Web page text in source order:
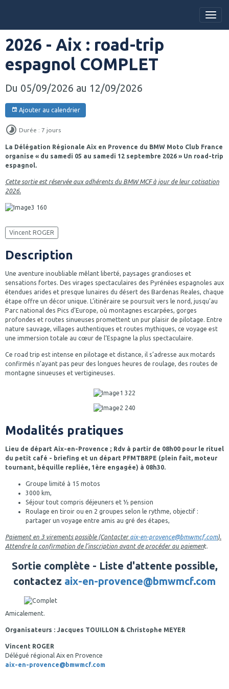
2026 - Aix : road-trip
espagnol COMPLET
Du 05/09/2026 au 12/09/2026
Ajouter au calendrier
Durée : 7 jours
La Délégation Régionale Aix en Provence du BMW Moto Club France
organise « du samedi 05 au samedi 12 septembre 2026 » Un road-trip
espagnol.
Cette sortie est réservée aux adhérents du BMW MCF à jour de leur cotisation
2026.
Vincent ROGER
Description
Une aventure inoubliable mêlant liberté, paysages grandioses et
sensations fortes. Des virages spectaculaires des Pyrénées espagnoles aux
étendues arides et presque lunaires du désert des Bardenas Reales, chaque
étape offre un décor unique. L’itinéraire se poursuit vers le nord, jusqu’au
Parc national des Pics d’Europe, où montagnes escarpées, gorges
profondes et routes sinueuses promettent un pur plaisir de pilotage. Entre
nature sauvage, villages authentiques et routes mythiques, ce voyage est
une immersion totale au cœur de l’Espagne la plus spectaculaire.
Ce road trip est intense en pilotage et distance, il s’adresse aux motards
confirmés n’ayant pas peur des longues heures de roulage, des routes de
montagne sinueuses et vertigineuses.
Modalités pratiques
Lieu de départ Aix-en-Provence ; Rdv à partir de 08h00 pour le rituel
du petit café - briefing et un départ PFMTBRPE (plein fait, moteur
tournant, béquille repliée, 1ère engagée) à 08h30.
Groupe limité à 15 motos
3000 km,
Séjour tout compris déjeuners et ½ pension
Roulage en tiroir ou en 2 groupes selon le rythme, objectif :
partager un voyage entre amis au gré des étapes,
Paiement en 3 virements possible (Contacter aix-en-provence@bmwmcf.com).
Attendre la confirmation de l’inscription avant de procéder au paiement.
Sortie complète - Liste d'attente possible,
contactez aix-en-provence@bmwmcf.com
Amicalement.
Organisateurs : Jacques TOUILLON & Christophe MEYER
Vincent ROGER
Délégué régional Aix en Provence
aix-en-provence@bmwmcf.com